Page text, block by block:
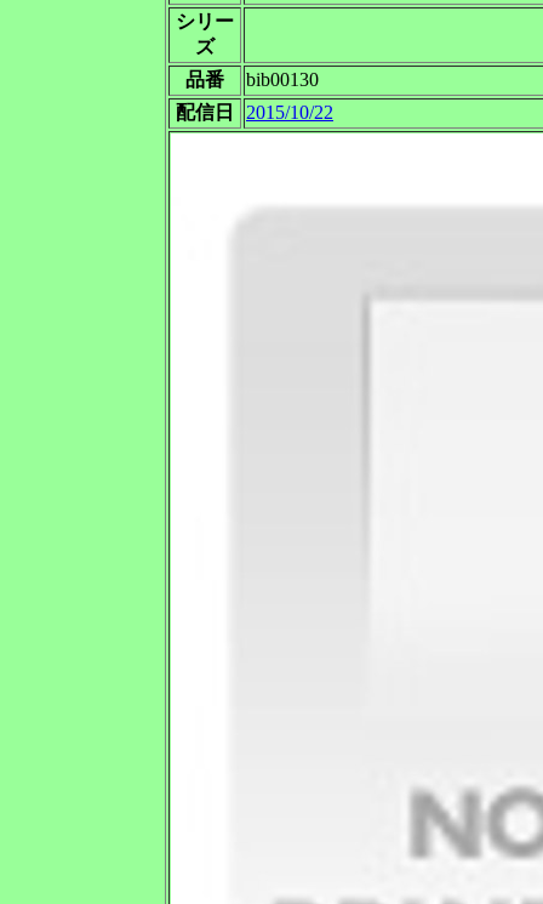
シリー
ズ
品番
bib00130
配信日
2015/10/22